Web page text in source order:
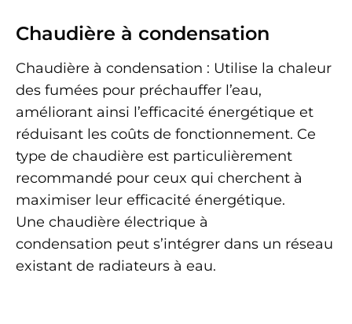
Chaudière à condensation
Chaudière à condensation : Utilise la chaleur
des fumées pour préchauffer l’eau,
améliorant ainsi l’efficacité énergétique et
réduisant les coûts de fonctionnement. Ce
type de chaudière est particulièrement
recommandé pour ceux qui cherchent à
maximiser leur efficacité énergétique.
Une chaudière électrique à
condensation peut s’intégrer dans un réseau
existant de radiateurs à eau.